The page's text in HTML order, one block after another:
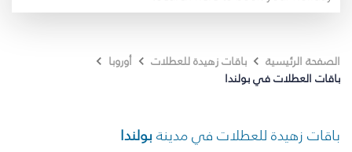
الصفحة الرئيسية باقات زهيدة للعطلات
أوروبا
باقات العطلات في بولندا
باقات زهيدة للعطلات في مدينة بولندا